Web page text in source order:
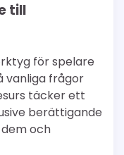
till
för spelare
vanliga frågor
täcker ett
berättigande
och